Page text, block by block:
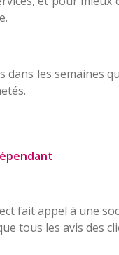
dans les semaines
fait appel à une
tous les avis des